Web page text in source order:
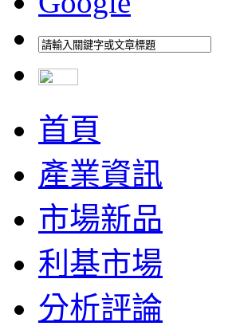
首頁
產業資訊
市場新品
利基市場
分析評論